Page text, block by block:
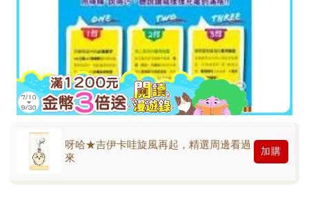
呀哈★吉伊卡哇旋風再起，精選周邊看過
來
加購